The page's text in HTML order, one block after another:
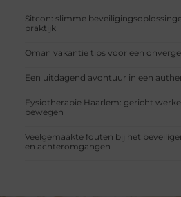
Sitcon: slimme
praktijk
Oman vakantie tips voor een
Een uitdagend avontuur in een
Fysiotherapie Haarlem: gericht
bewegen
Veelgemaakte fouten bij het
en achteromgangen